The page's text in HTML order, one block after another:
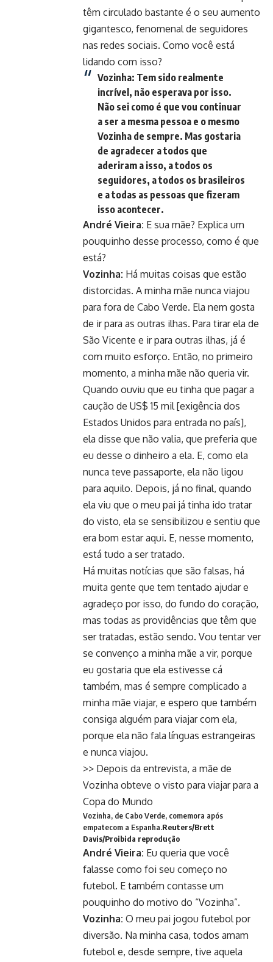
têm circulado bastante é o seu aumento
gigantesco, fenomenal de seguidores
nas redes sociais. Como você está
lidando com isso?
Vozinha: Tem sido realmente
incrível, não esperava por isso.
Não sei como é que vou continuar
a ser a mesma pessoa e o mesmo
Vozinha de sempre. Mas gostaria
de agradecer a todos que
aderiram a isso, a todos os
seguidores, a todos os brasileiros
e a todas as pessoas que fizeram
isso acontecer.
André Vieira: E sua mãe? Explica um
pouquinho desse processo, como é que
está?
Vozinha: Há muitas coisas que estão
distorcidas. A minha mãe nunca viajou
para fora de Cabo Verde. Ela nem gosta
de ir para as outras ilhas. Para tirar ela de
São Vicente e ir para outras ilhas, já é
com muito esforço. Então, no primeiro
momento, a minha mãe não queria vir.
Quando ouviu que eu tinha que pagar a
caução de US$ 15 mil [exigência dos
Estados Unidos para entrada no país],
ela disse que não valia, que preferia que
eu desse o dinheiro a ela. E, como ela
nunca teve passaporte, ela não ligou
para aquilo. Depois, já no final, quando
ela viu que o meu pai já tinha ido tratar
do visto, ela se sensibilizou e sentiu que
era bom estar aqui. E, nesse momento,
está tudo a ser tratado.
Há muitas notícias que são falsas, há
muita gente que tem tentado ajudar e
agradeço por isso, do fundo do coração,
mas todas as providências que têm que
ser tratadas, estão sendo. Vou tentar ver
se convenço a minha mãe a vir, porque
eu gostaria que ela estivesse cá
também, mas é sempre complicado a
minha mãe viajar, e espero que também
consiga alguém para viajar com ela,
porque ela não fala línguas estrangeiras
e nunca viajou.
>> Depois da entrevista, a mãe de
Vozinha obteve o visto para viajar para a
Copa do Mundo
Vozinha, de Cabo Verde, comemora após
empatecom a Espanha.Reuters/Brett
Davis/Proibida reprodução
André Vieira: Eu queria que você
falasse como foi seu começo no
futebol. E também contasse um
pouquinho do motivo do “Vozinha”.
Vozinha: O meu pai jogou futebol por
diversão. Na minha casa, todos amam
futebol e, desde sempre, tive aquela